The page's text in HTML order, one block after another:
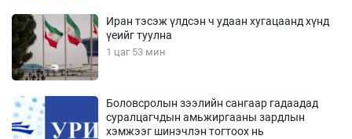
Иран тэсэж үлдсэн ч удаан хугацаанд хүнд
үеийг туулна
1 цаг 53 мин
Боловсролын зээлийн сангаар гадаадад
суралцагчдын амьжиргааны зардлын
хэмжээг шинэчлэн тогтоох нь